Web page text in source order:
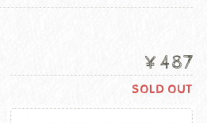
¥487
SOLD OUT